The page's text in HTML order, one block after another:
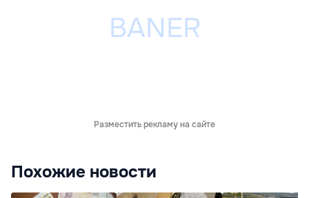
Разместить рекламу на сайте
Похожие новости